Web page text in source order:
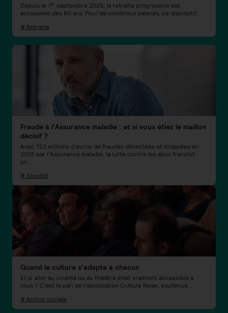
Depuis le 1er septembre 2025, la retraite progressive est
accessible dès 60 ans. Pour de nombreux salariés, ce dispositif...
# Retraite
Fraude à l’Assurance maladie : et si vous étiez le maillon
décisif ?
Avec 723 millions d’euros de fraudes détectées et stoppées en
2025 par l’Assurance maladie, la lutte contre les abus franchit
un...
# Société
Quand la culture s’adapte à chacun
Et si aller au cinéma ou au théâtre était vraiment accessible à
tous ? C’est le pari de l’association Culture Relax, soutenue...
# Action sociale